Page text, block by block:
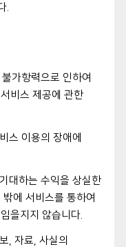
.
가항력으로 인하여
비스 제공에 관한
스 이용의 장애에
대하는 수익을 상실한
에 서비스를 통하여
을지지 않습니다.
, 자료, 사실의